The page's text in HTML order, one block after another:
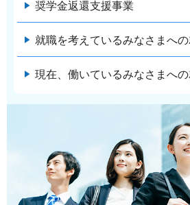
奨学金返還支援事業
就職を考えているみなさまへ
現在、働いているみなさまへ